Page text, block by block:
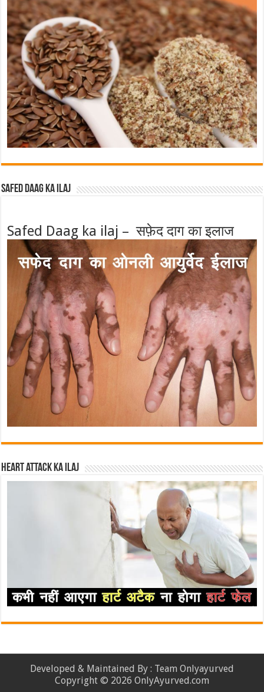
Safed Daag ka ilaj
Safed Daag ka ilaj – सफ़ेद दाग का इलाज
Heart attack ka ilaj
Developed & Maintained By : Team Onlyayurved
Copyright © 2026 OnlyAyurved.com